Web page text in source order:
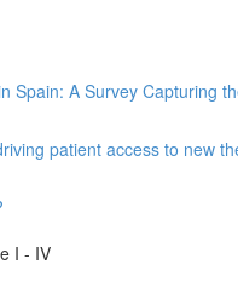
Spain: A Survey Capturing
patient access to new
I - IV